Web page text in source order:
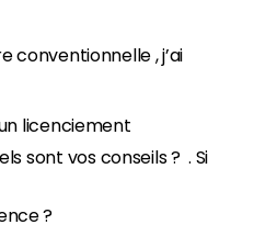
conventionnelle , j’ai
licenciement
sont vos conseils ? . Si
?